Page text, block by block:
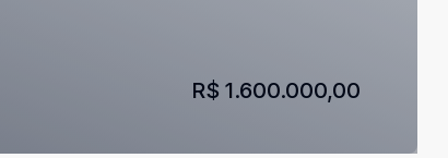
R$ 1.600.000,00